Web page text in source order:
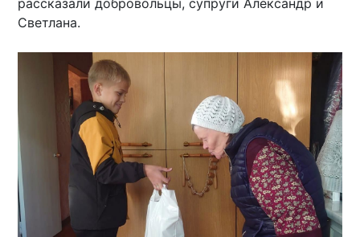
рассказали добровольцы, супруги Александр и
Светлана.